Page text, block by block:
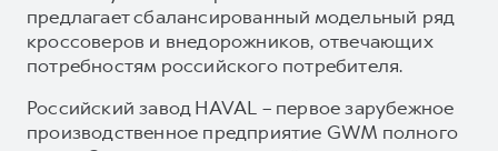
предлагает сбалансированный модельный ряд
кроссоверов и внедорожников, отвечающих
потребностям российского потребителя.
Российский завод HAVAL – первое зарубежное
производственное предприятие GWM полного